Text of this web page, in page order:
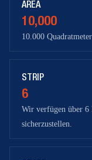
AREA
10,000
10.000
STRIP
6
Wir verfügen über
sicherzustellen.